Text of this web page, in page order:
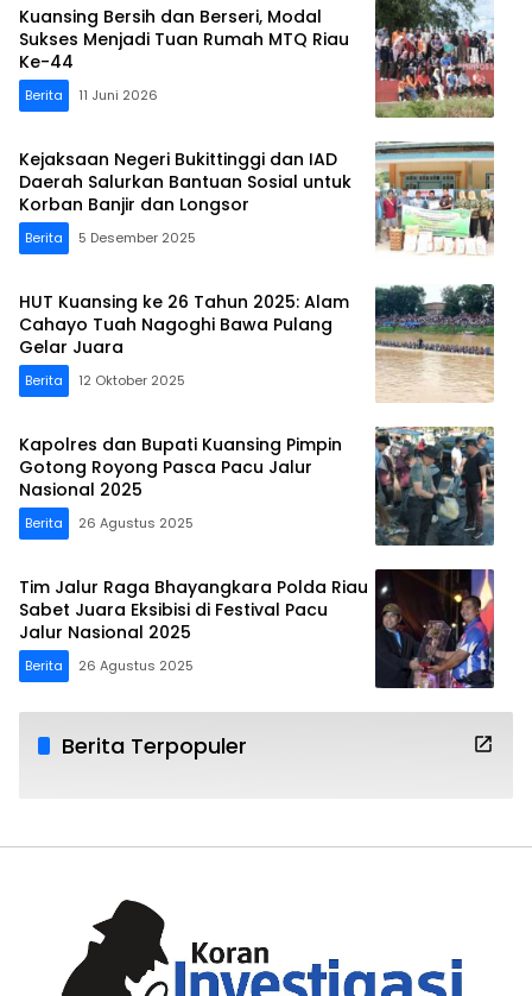
Kuansing Bersih dan Berseri, Modal
Sukses Menjadi Tuan Rumah MTQ Riau
Ke-44
Berita 11 Juni 2026
Kejaksaan Negeri Bukittinggi dan IAD
Daerah Salurkan Bantuan Sosial untuk
Korban Banjir dan Longsor
Berita 5 Desember 2025
HUT Kuansing ke 26 Tahun 2025: Alam
Cahayo Tuah Nagoghi Bawa Pulang
Gelar Juara
Berita 12 Oktober 2025
Kapolres dan Bupati Kuansing Pimpin
Gotong Royong Pasca Pacu Jalur
Nasional 2025
Berita 26 Agustus 2025
Tim Jalur Raga Bhayangkara Polda Riau
Sabet Juara Eksibisi di Festival Pacu
Jalur Nasional 2025
Berita 26 Agustus 2025
Berita Terpopuler